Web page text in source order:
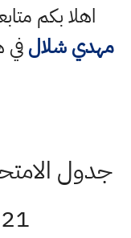
اهلا بكم
مهدي شلال
جدول
2021